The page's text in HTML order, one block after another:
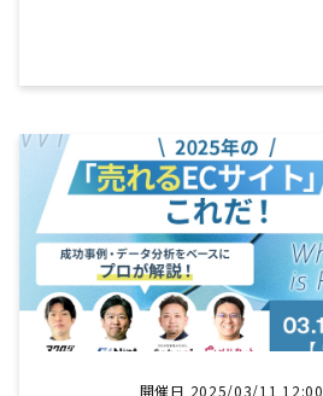
開催日 2025/03/11 12:00